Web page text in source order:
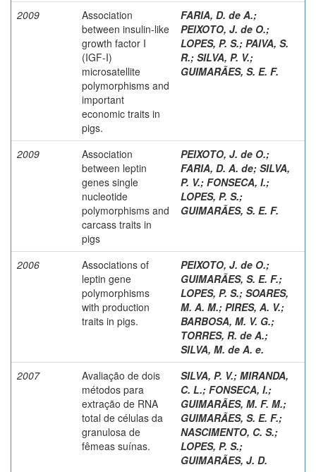
2009
Association
between insulin-like
growth factor I
(IGF-I)
microsatellite
polymorphisms and
important
economic traits in
pigs.
FARIA, D. de A.;
PEIXOTO, J. de O.;
LOPES, P. S.; PAIVA, S.
R.; SILVA, P. V.;
GUIMARÃES, S. E. F.
2009
Association
between leptin
genes single
nucleotide
polymorphisms and
carcass traits in
pigs
PEIXOTO, J. de O.;
FARIA, D. A. de; SILVA,
P. V.; FONSECA, I.;
LOPES, P. S.;
GUIMARÃES, S. E. F.
2006
Associations of
leptin gene
polymorphisms
with production
traits in pigs.
PEIXOTO, J. de O.;
GUIMARÃES, S. E. F.;
LOPES, P. S.; SOARES,
M. A. M.; PIRES, A. V.;
BARBOSA, M. V. G.;
TORRES, R. de A.;
SILVA, M. de A. e.
2007
Avaliação de dois
métodos para
extração de RNA
total de células da
granulosa de
fêmeas suínas.
SILVA, P. V.; MIRANDA,
C. L.; FONSECA, I.;
GUIMARÃES, M. F. M.;
GUIMARÃES, S. E. F.;
NASCIMENTO, C. S.;
LOPES, P. S.;
GUIMARÃES, J. D.